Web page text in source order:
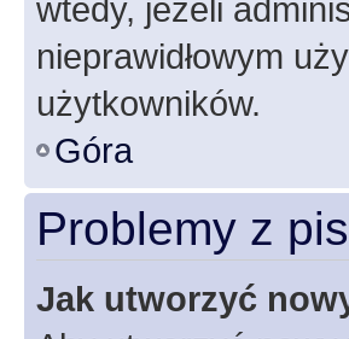
wtedy, jeżeli
nieprawidłowym
użytkowników.
Góra
Problemy z
Jak utworzyć